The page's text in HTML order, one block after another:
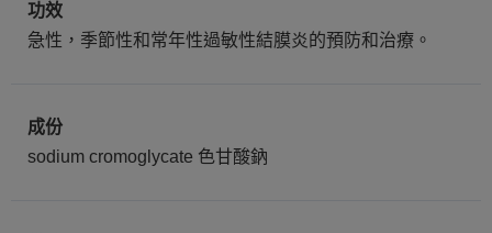
功效
急性，季節性和常年性過敏性結膜炎的預防和治療。
成份
sodium cromoglycate 色甘酸鈉